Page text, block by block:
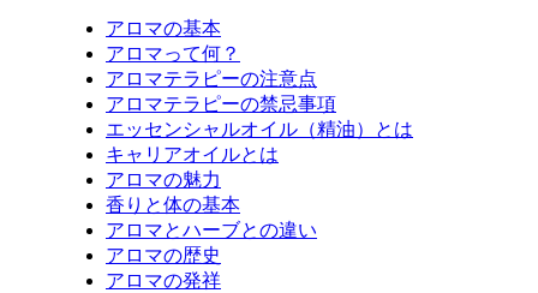
アロマの基本
アロマって何？
アロマテラピーの注意点
アロマテラピーの禁忌事項
エッセンシャルオイル（精油）とは
キャリアオイルとは
アロマの魅力
香りと体の基本
アロマとハーブとの違い
アロマの歴史
アロマの発祥